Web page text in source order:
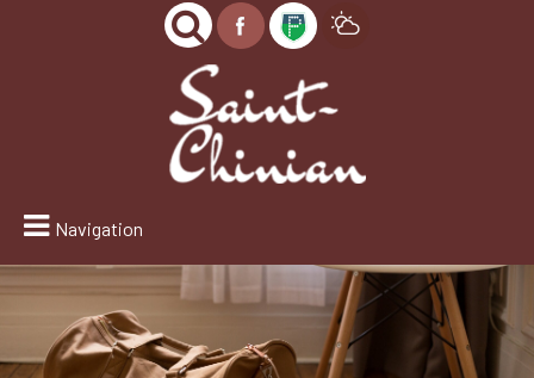
Navigation